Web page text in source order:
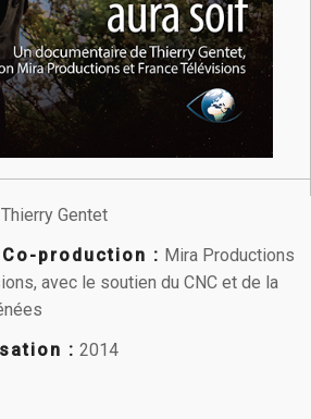
Thierry Gentet
production : Mira Productions
avec le soutien du CNC et de la
: 2014